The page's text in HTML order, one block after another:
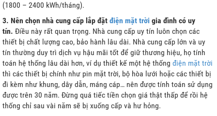
(1800 – 2400 kWh/tháng).
3. Nên chọn nhà cung cấp lắp đặt điện mặt trời gia đình có uy
tín. Điều này rất quan trọng. Nhà cung cấp uy tín luôn chọn các
thiết bị chất lượng cao, bảo hành lâu dài. Nhà cung cấp lớn và uy
tín thường duy trì dịch vụ hậu mãi tốt để giữ thương hiệu, họ tính
toán hệ thống lâu dài hơn, ví dụ thiết kế một hệ thống điện mặt trời
thì các thiết bị chính như pin mặt trời, bộ hòa lưới hoặc các thiết bị
đi kèm như khung, dây dẫn, máng cáp… nên được tính toán sử dụng
được trên 30 năm. Đừng quá tiếc tiền chọn giá thật thấp để rồi hệ
thống chỉ sau vài năm sẽ bị xuống cấp và hư hỏng.